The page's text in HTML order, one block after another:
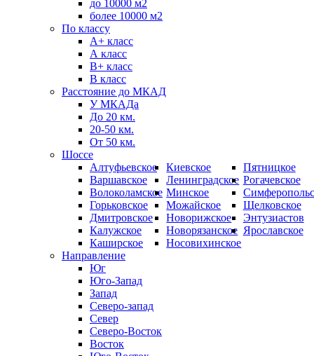
до 10000 м2
более 10000 м2
По классу
А+ класс
А класс
B+ класс
В класс
Расстояние до МКАД
У МКАДа
До 20 км.
20-50 км.
От 50 км.
Шоссе
Алтуфьевское
Варшавское
Волоколамское
Горьковское
Дмитровское
Калужское
Каширское
Киевское
Ленинградское
Минское
Можайское
Новорижское
Новорязанское
Носовихинское
Пятницкое
Рогачевское
Щелковское
Энтузиастов
Ярославское
Направление
Юг
Юго-Запад
Запад
Северо-запад
Север
Северо-Восток
Восток